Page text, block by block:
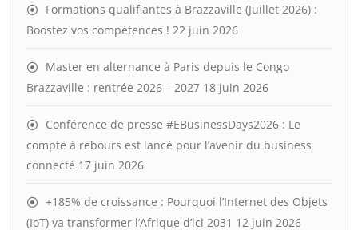
Formations qualifiantes à Brazzaville (Juillet 2026) :
Boostez vos compétences ! 22 juin 2026
Master en alternance à Paris depuis le Congo
Brazzaville : rentrée 2026 – 2027 18 juin 2026
Conférence de presse #EBusinessDays2026 : Le
compte à rebours est lancé pour l’avenir du business
connecté 17 juin 2026
+185% de croissance : Pourquoi l’Internet des Objets
(IoT) va transformer l’Afrique d’ici 2031 12 juin 2026